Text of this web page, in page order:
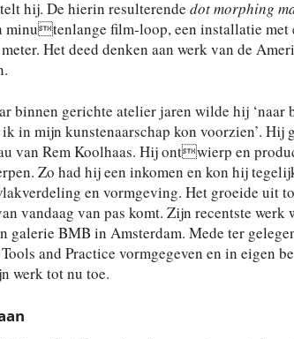
hij. De hierin resulterende dot morphing
minutenlange film-loop, een installatie met
Het deed denken aan werk van de
binnen gerichte atelier jaren wilde hij ‘naar
in mijn kunstenaarschap kon voorzien’. Hij
van Rem Koolhaas. Hij ontwierp en
Zo had hij een inkomen en kon hij
en vormgeving. Het groeide uit
vandaag van pas komt. Zijn recentste werk
galerie BMB in Amsterdam. Mede ter
and Practice vormgegeven en in eigen
werk tot nu toe.